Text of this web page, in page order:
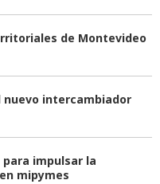
de Montevideo
nuevo intercambiador
para impulsar la
mipymes